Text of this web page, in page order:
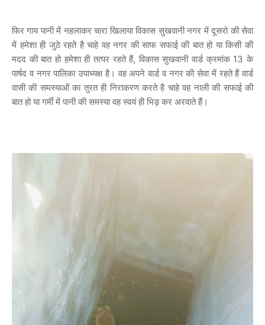
फिर गाय पानी में नहलाकर चारा खिलाया विकास सुखवानी नगर में दूसरो की सेवा
में हमेशा ही जुठे रहते है चाहे वह नगर की साफ सफाई की बात हो या किसी की
मदद की बात हो हमेशा ही तत्पर रहते हैं, विकास सुखवानी वार्ड क्रमांक 13 के
पार्षद व नगर पालिका उपाध्यक्ष है। वह अपने वार्ड व नगर की सेवा में रहते हैं वार्ड
वासी की समस्याओं का तुरत ही निराकरण करते है चाहे वह नाली की सफाई की
बात हो या गर्मी में पानी की समस्या वह स्वयं ही भिड़ कर अरवाते हैं।